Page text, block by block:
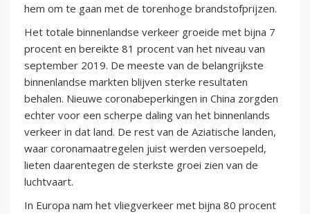
hem om te gaan met de torenhoge brandstofprijzen.
Het totale binnenlandse verkeer groeide met bijna 7
procent en bereikte 81 procent van het niveau van
september 2019. De meeste van de belangrijkste
binnenlandse markten blijven sterke resultaten
behalen. Nieuwe coronabeperkingen in China zorgden
echter voor een scherpe daling van het binnenlands
verkeer in dat land. De rest van de Aziatische landen,
waar coronamaatregelen juist werden versoepeld,
lieten daarentegen de sterkste groei zien van de
luchtvaart.
In Europa nam het vliegverkeer met bijna 80 procent